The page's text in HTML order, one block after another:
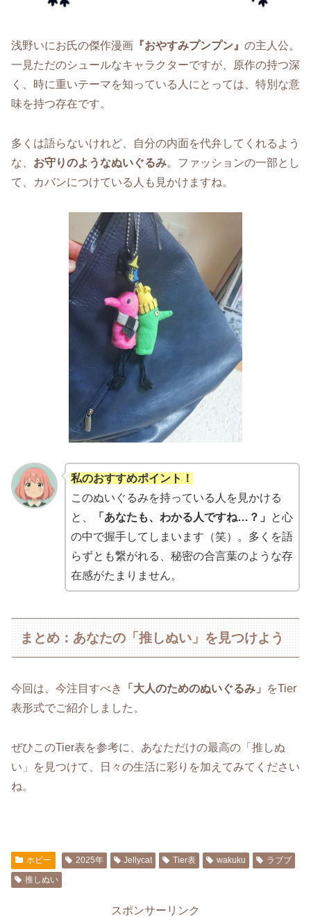
浅野いにお氏の傑作漫画 『おやすみプンプン』 の主人公。
一見ただのシュールなキャラクターですが、原作の持つ深
く、時に重いテーマを知っている人にとっては、特別な意
味を持つ存在です。
多くは語らないけれど、自分の内面を代弁してくれるよう
な、 お守りのようなぬいぐるみ。ファッションの一部とし
て、カバンにつけている人も見かけますね。
私のおすすめポイント！
このぬいぐるみを持っている人を見かける
と、
「あなたも、わかる人ですね…？」
と心
の中で握手してしまいます（笑）。多くを語
らずとも繋がれる、秘密の合言葉のような存
在感がたまりません。
まとめ：あなたの「推しぬい」を見つけよう
今回は、今注目すべき 「大人のためのぬいぐるみ」
をTier
表形式でご紹介しました。
ぜひこのTier表を参考に、あなただけの最高の「推しぬ
い」を見つけて、日々の生活に彩りを加えてみてください
ね。
ホビー 2025年 Jellycat Tier表 wakuku
ラブブ
推しぬい
スポンサーリンク